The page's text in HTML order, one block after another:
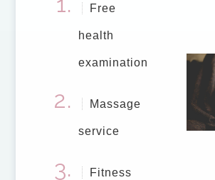
Free
health
examination
Massage
service
Fitness